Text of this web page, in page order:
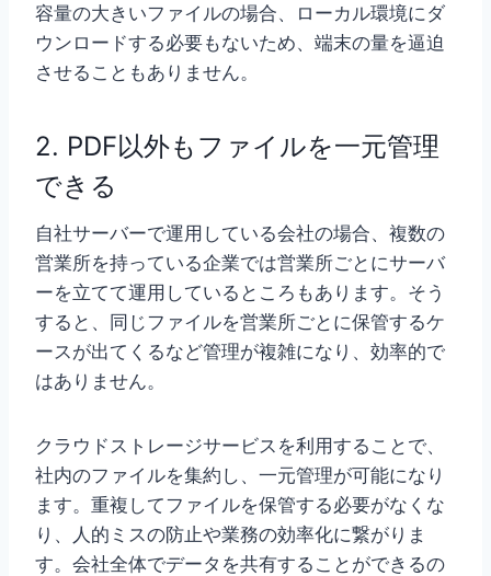
容量の大きいファイルの場合、ローカル環境にダ
ウンロードする必要もないため、端末の量を逼迫
させることもありません。
2. PDF以外もファイルを一元管理
できる
自社サーバーで運用している会社の場合、複数の
営業所を持っている企業では営業所ごとにサーバ
ーを立てて運用しているところもあります。そう
すると、同じファイルを営業所ごとに保管するケ
ースが出てくるなど管理が複雑になり、効率的で
はありません。
クラウドストレージサービスを利用することで、
社内のファイルを集約し、一元管理が可能になり
ます。重複してファイルを保管する必要がなくな
り、人的ミスの防止や業務の効率化に繋がりま
す。会社全体でデータを共有することができるの